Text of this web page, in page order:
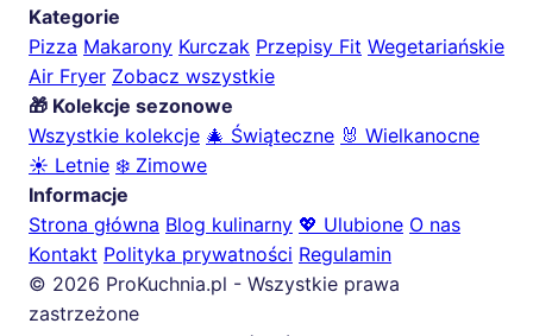
Kategorie
Pizza Makarony Kurczak Przepisy Fit Wegetariańskie
Air Fryer Zobacz wszystkie
🎁 Kolekcje sezonowe
Wszystkie kolekcje 🎄 Świąteczne 🐰 Wielkanocne
☀️ Letnie ❄️ Zimowe
Informacje
Strona główna Blog kulinarny 💖 Ulubione O nas
Kontakt Polityka prywatności Regulamin
© 2026 ProKuchnia.pl - Wszystkie prawa
zastrzeżone